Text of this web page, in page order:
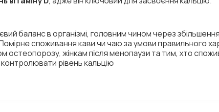
баланс в організмі, головним чином через
споживання кави чи чаю за умови правильного
остеопорозу, жінкам після менопаузи та тим, хто
рівень кальцію